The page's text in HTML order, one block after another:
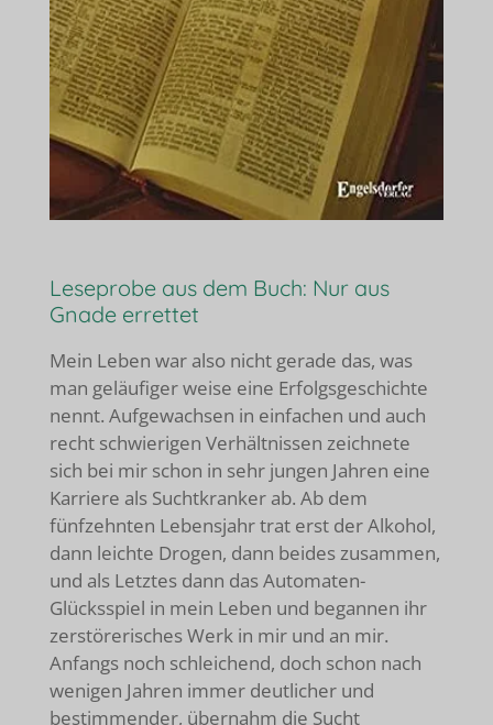
Leseprobe aus dem Buch: Nur aus
Gnade errettet
Mein Leben war also nicht gerade das, was
man geläufiger weise eine Erfolgsgeschichte
nennt. Aufgewachsen in einfachen und auch
recht schwierigen Verhältnissen zeichnete
sich bei mir schon in sehr jungen Jahren eine
Karriere als Suchtkranker ab. Ab dem
fünfzehnten Lebensjahr trat erst der Alkohol,
dann leichte Drogen, dann beides zusammen,
und als Letztes dann das Automaten-
Glücksspiel in mein Leben und begannen ihr
zerstörerisches Werk in mir und an mir.
Anfangs noch schleichend, doch schon nach
wenigen Jahren immer deutlicher und
bestimmender, übernahm die Sucht